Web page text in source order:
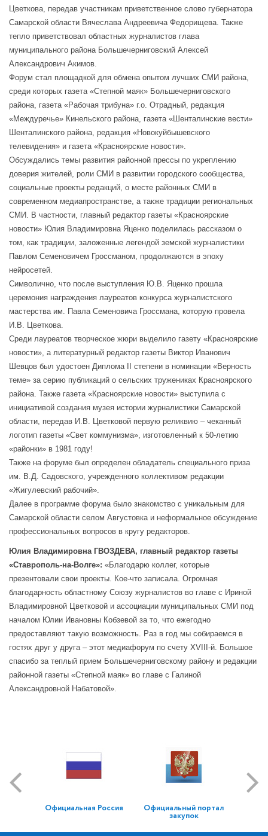
Цветкова, передав участникам приветственное слово губернатора
Самарской области Вячеслава Андреевича Федорищева. Также
тепло приветствовал областных журналистов глава
муниципального района Большечерниговский Алексей
Александрович Акимов.
Форум стал площадкой для обмена опытом лучших СМИ района,
среди которых газета «Степной маяк» Большечерниговского
района, газета «Рабочая трибуна» г.о. Отрадный, редакция
«Междуречье» Кинельского района, газета «Шенталинские вести»
Шенталинского района, редакция «Новокуйбышевского
телевидения» и газета «Красноярские новости».
Обсуждались темы развития районной прессы по укреплению
доверия жителей, роли СМИ в развитии городского сообщества,
социальные проекты редакций, о месте районных СМИ в
современном медиапространстве, а также традиции региональных
СМИ. В частности, главный редактор газеты «Красноярские
новости» Юлия Владимировна Яценко поделилась рассказом о
том, как традиции, заложенные легендой земской журналистики
Павлом Семеновичем Гроссманом, продолжаются в эпоху
нейросетей.
Символично, что после выступления Ю.В. Яценко прошла
церемония награждения лауреатов конкурса журналистского
мастерства им. Павла Семеновича Гроссмана, которую провела
И.В. Цветкова.
Среди лауреатов творческое жюри выделило газету «Красноярские
новости», а литературный редактор газеты Виктор Иванович
Шевцов был удостоен Диплома II степени в номинации «Верность
теме» за серию публикаций о сельских тружениках Красноярского
района. Также газета «Красноярские новости» выступила с
инициативой создания музея истории журналистики Самарской
области, передав И.В. Цветковой первую реликвию – чеканный
логотип газеты «Свет коммунизма», изготовленный к 50-летию
«районки» в 1981 году!
Также на форуме был определен обладатель специального приза
им. В.Д. Садовского, учрежденного коллективом редакции
«Жигулевский рабочий».
Далее в программе форума было знакомство с уникальным для
Самарской области селом Августовка и неформальное обсуждение
профессиональных вопросов в кругу редакторов.
Юлия Владимировна ГВОЗДЕВА, главный редактор газеты
«Ставрополь-на-Волге»: «Благодарю коллег, которые
презентовали свои проекты. Кое-что записала. Огромная
благодарность областному Союзу журналистов во главе с Ириной
Владимировной Цветковой и ассоциации муниципальных СМИ под
началом Юлии Ивановны Кобзевой за то, что ежегодно
предоставляют такую возможность. Раз в год мы собираемся в
гостях друг у друга – этот медиафорум по счету XVIII-й. Большое
спасибо за теплый прием Большечерниговскому району и редакции
районной газеты «Степной маяк» во главе с Галиной
Александровной Набатовой».
Официальная Россия Официальный портал
закупок